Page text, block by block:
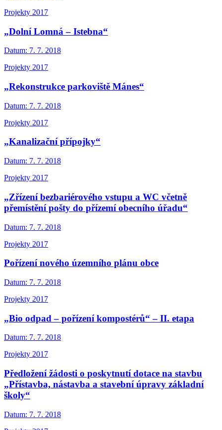
Projekty 2017
„Dolní Lomná – Istebna“
Datum: 7. 7. 2018
Projekty 2017
„Rekonstrukce parkoviště Mánes“
Datum: 7. 7. 2018
Projekty 2017
„Kanalizační přípojky“
Datum: 7. 7. 2018
Projekty 2017
„Zřízení bezbariérového vstupu a WC včetně
přemístění pošty do přízemí obecního úřadu“
Datum: 7. 7. 2018
Projekty 2017
Pořízení nového územního plánu obce
Datum: 7. 7. 2018
Projekty 2017
„Bio odpad – pořízení kompostérů“ – II. etapa
Datum: 7. 7. 2018
Projekty 2017
Předložení žádosti o poskytnutí dotace na stavbu
„Přístavba, nástavba a stavební úpravy základní
školy“
Datum: 7. 7. 2018